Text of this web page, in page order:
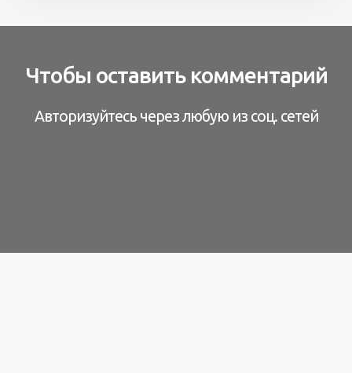
Чтобы оставить комментарий
Авторизуйтесь через любую из соц. сетей